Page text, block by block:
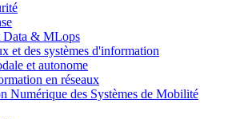
Data & MLops
et des systèmes d'information
et autonome
en réseaux
des Systèmes de Mobilité